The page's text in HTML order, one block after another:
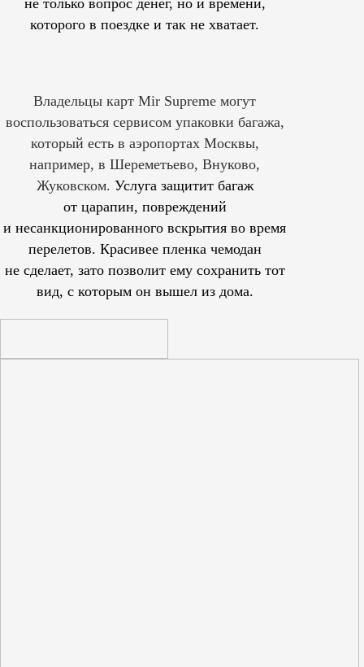
не только вопрос денег, но и времени,
которого в поездке и так не хватает.
Владельцы карт Mir Supreme могут
воспользоваться сервисом упаковки багажа,
который есть в аэропортах Москвы,
например, в Шереметьево, Внуково,
Жуковском. Услуга защитит багаж
от царапин, повреждений
и несанкционированного вскрытия во время
перелетов. Красивее пленка чемодан
не сделает, зато позволит ему сохранить тот
вид, с которым он вышел из дома.